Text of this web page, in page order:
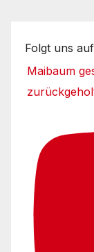
Folgt uns
Maibaum